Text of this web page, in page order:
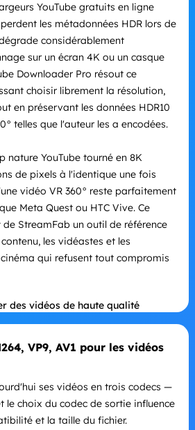
YouTube gratuits en ligne
les métadonnées HDR lors de
considérablement
sur un écran 4K ou un casque
Downloader Pro résout ce
choisir librement la résolution,
en préservant les données HDR10
telles que l'auteur les a encodées.
nature YouTube tourné en 8K
de pixels à l'identique une fois
vidéo VR 360° reste parfaitement
Meta Quest ou HTC Vive. Ce
StreamFab un outil de référence
les vidéastes et les
qui refusent tout compromis
VP9, ​​AV1 pour les vidéos
ses vidéos en trois codecs —
le choix du codec de sortie influence
et la taille du fichier.